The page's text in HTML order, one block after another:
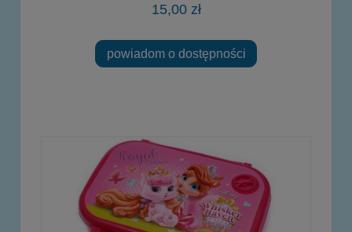
15,00 zł
powiadom o dostępności